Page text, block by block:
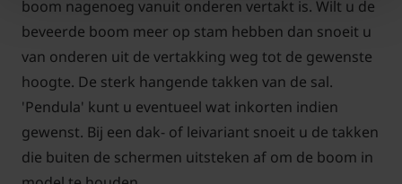
boom nagenoeg vanuit onderen vertakt is. Wilt u de
beveerde boom meer op stam hebben dan snoeit u
van onderen uit de vertakking weg tot de gewenste
hoogte. De sterk hangende takken van de sal.
'Pendula' kunt u eventueel wat inkorten indien
gewenst. Bij een dak- of leivariant snoeit u de takken
die buiten de schermen uitsteken af om de boom in